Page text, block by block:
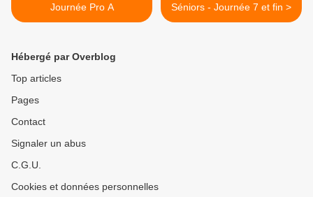
Journée Pro A
Séniors - Journée 7 et fin >
Hébergé par Overblog
Top articles
Pages
Contact
Signaler un abus
C.G.U.
Cookies et données personnelles